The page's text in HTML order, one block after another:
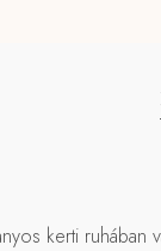
kerti ruhában